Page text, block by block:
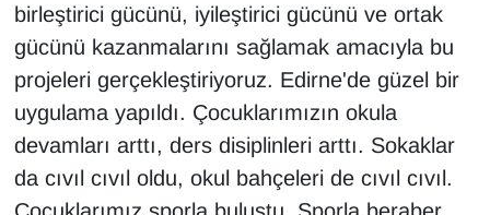
birleştirici gücünü, iyileştirici gücünü ve ortak
gücünü kazanmalarını sağlamak amacıyla bu
projeleri gerçekleştiriyoruz. Edirne'de güzel bir
uygulama yapıldı. Çocuklarımızın okula
devamları arttı, ders disiplinleri arttı. Sokaklar
da cıvıl cıvıl oldu, okul bahçeleri de cıvıl cıvıl.